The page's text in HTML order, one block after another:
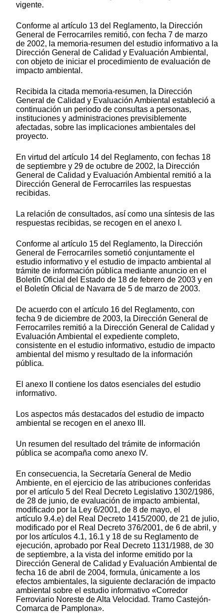
vigente.
Conforme al artículo 13 del Reglamento, la Dirección
General de Ferrocarriles remitió, con fecha 7 de marzo
de 2002, la memoria-resumen del estudio informativo a la
Dirección General de Calidad y Evaluación Ambiental,
con objeto de iniciar el procedimiento de evaluación de
impacto ambiental.
Recibida la citada memoria-resumen, la Dirección
General de Calidad y Evaluación Ambiental estableció a
continuación un periodo de consultas a personas,
instituciones y administraciones previsiblemente
afectadas, sobre las implicaciones ambientales del
proyecto.
En virtud del artículo 14 del Reglamento, con fechas 18
de septiembre y 29 de octubre de 2002, la Dirección
General de Calidad y Evaluación Ambiental remitió a la
Dirección General de Ferrocarriles las respuestas
recibidas.
La relación de consultados, así como una síntesis de las
respuestas recibidas, se recogen en el anexo I.
Conforme al artículo 15 del Reglamento, la Dirección
General de Ferrocarriles sometió conjuntamente el
estudio informativo y el estudio de impacto ambiental al
trámite de información pública mediante anuncio en el
Boletín Oficial del Estado de 18 de febrero de 2003 y en
el Boletín Oficial de Navarra de 5 de marzo de 2003.
De acuerdo con el artículo 16 del Reglamento, con
fecha 9 de diciembre de 2003, la Dirección General de
Ferrocarriles remitió a la Dirección General de Calidad y
Evaluación Ambiental el expediente completo,
consistente en el estudio informativo, estudio de impacto
ambiental del mismo y resultado de la información
pública.
El anexo II contiene los datos esenciales del estudio
informativo.
Los aspectos más destacados del estudio de impacto
ambiental se recogen en el anexo III.
Un resumen del resultado del trámite de información
pública se acompaña como anexo IV.
En consecuencia, la Secretaría General de Medio
Ambiente, en el ejercicio de las atribuciones conferidas
por el artículo 5 del Real Decreto Legislativo 1302/1986,
de 28 de junio, de evaluación de impacto ambiental,
modificado por la Ley 6/2001, de 8 de mayo, el
artículo 9.4.e) del Real Decreto 1415/2000, de 21 de julio,
modificado por el Real Decreto 376/2001, de 6 de abril, y
por los artículos 4.1, 16.1 y 18 de su Reglamento de
ejecución, aprobado por Real Decreto 1131/1988, de 30
de septiembre, a la vista del informe emitido por la
Dirección General de Calidad y Evaluación Ambiental de
fecha 16 de abril de 2004, formula, únicamente a los
efectos ambientales, la siguiente declaración de impacto
ambiental sobre el estudio informativo «Corredor
Ferroviario Noreste de Alta Velocidad. Tramo Castejón-
Comarca de Pamplona».